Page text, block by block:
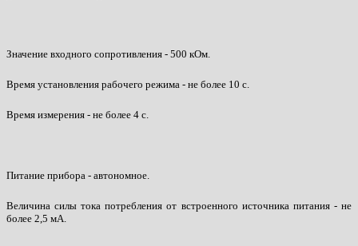
Значение входного сопротивления - 500 кОм.
Время установления рабочего режима - не более 10 с.
Время измерения - не более 4 с.
Питание прибора - автономное.
Величина силы тока потребления от встроенного источника питания - не
более 2,5 мА.